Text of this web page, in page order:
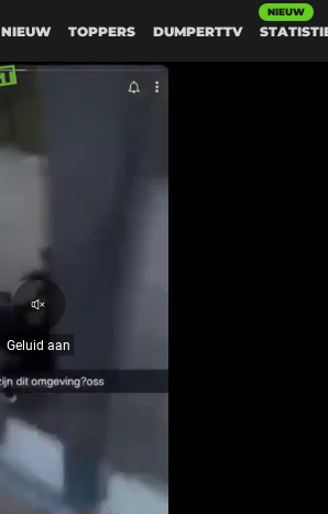
NIEUW TOPPERS DUMPERTTV
NIEUW
Geluid
aan
Geluid aan